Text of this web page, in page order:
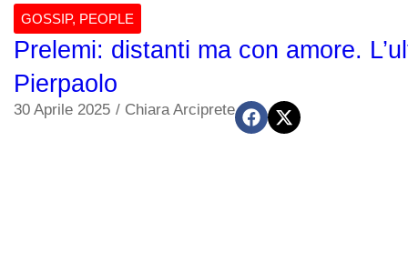
GOSSIP, PEOPLE
Prelemi: distanti ma con amore.
Pierpaolo
30 Aprile 2025 / Chiara Arciprete